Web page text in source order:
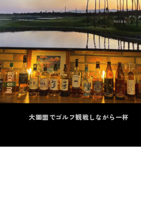
大画面でゴルフ観戦しながら一杯